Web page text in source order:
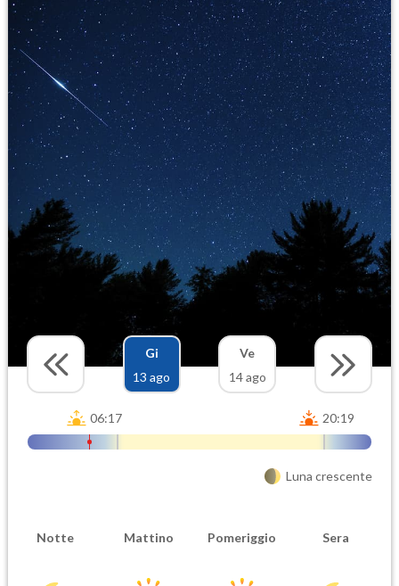
Gi
13 ago
Ve
14 ago
06:17 20:19
Luna crescente
Notte Mattino Pomeriggio Sera